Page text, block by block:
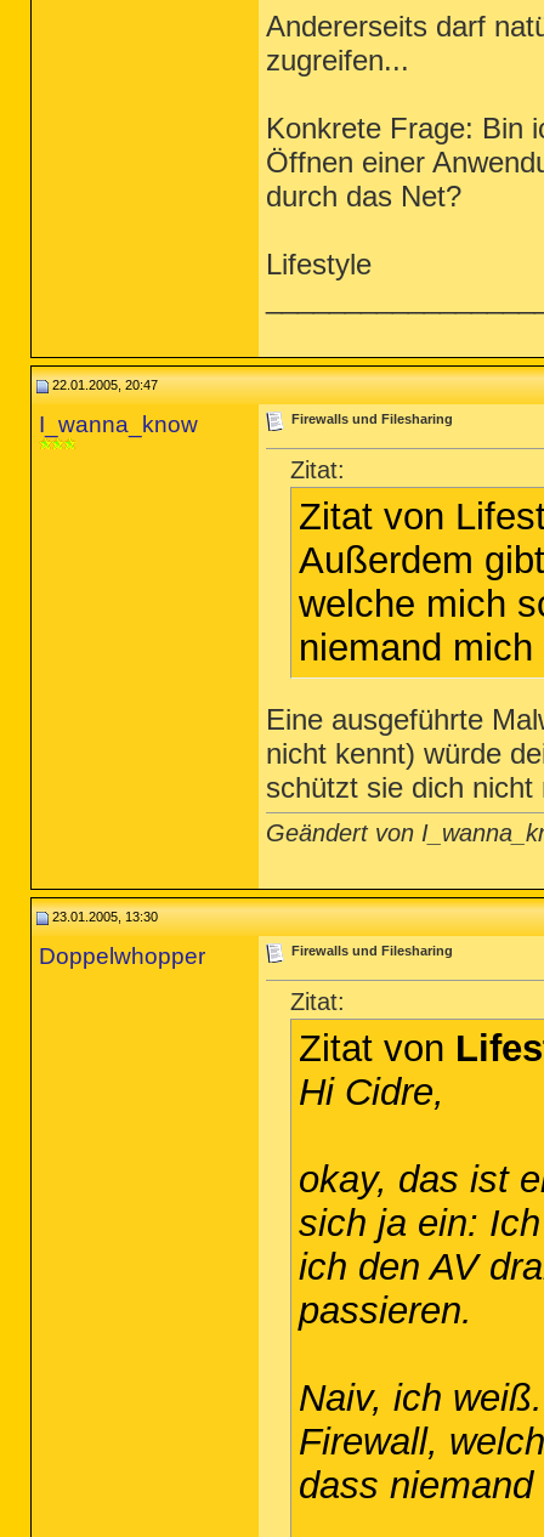
Andererseits darf
zugreifen...
Konkrete Frage: Bin
Öffnen einer
durch das Net?
Lifestyle
22.01.2005, 20:47
I_wanna_know Firewalls und Filesharing
Zitat:
Zitat von
Außerdem
welche mich
niemand
Eine ausgeführte
nicht kennt) würde
schützt sie dich nicht
Geändert von
23.01.2005, 13:30
Doppelwhopper Firewalls und Filesharing
Zitat:
Zitat von
Hi Cidre,
okay, das ist
sich ja ein:
ich den AV
passieren.
Naiv, ich
Firewall,
dass